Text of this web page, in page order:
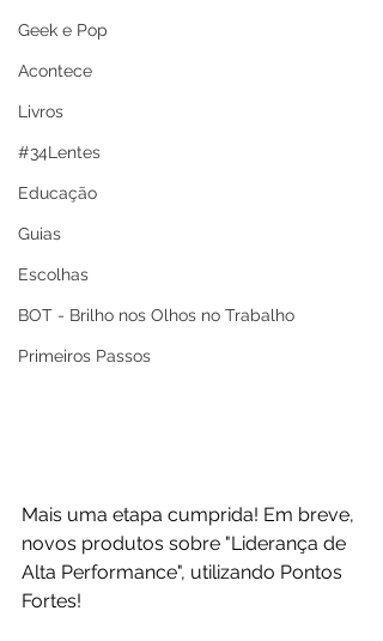
Geek e Pop
Acontece
Livros
#34Lentes
Educação
Guias
Escolhas
BOT - Brilho nos Olhos no Trabalho
Primeiros Passos
Mais uma etapa cumprida! Em breve,
novos produtos sobre "Liderança de
Alta Performance", utilizando Pontos
Fortes!